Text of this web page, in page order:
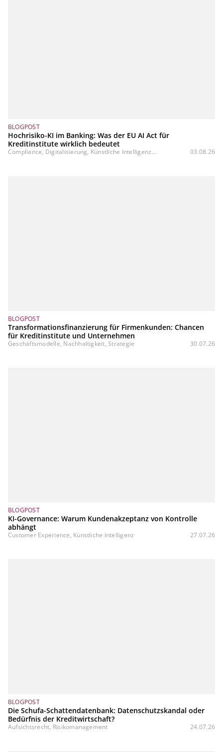
BLOGPOST
Hochrisiko-KI im Banking: Was der EU AI Act für
Kreditinstitute wirklich bedeutet
Compliance, Digitalisierung, Künstliche Intelligenz... 03.08.26
BLOGPOST
Transformationsfinanzierung für Firmenkunden: Chancen
für Kreditinstitute und Unternehmen
Geschäftsmodelle, Nachhaltigkeit, Strategie 30.07.26
BLOGPOST
KI-Governance: Warum Kundenakzeptanz von Kontrolle
abhängt
Customer Experience, Künstliche Intelligenz 27.07.26
BLOGPOST
Die Schufa-Schattendatenbank: Datenschutzskandal oder
Bedürfnis der Kreditwirtschaft?
Aufsichtsrecht, Risikomanagement 24.07.26